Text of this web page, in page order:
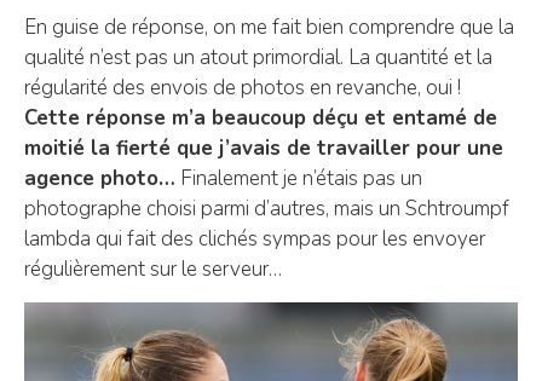
En guise de réponse, on me fait bien comprendre que la
qualité n’est pas un atout primordial. La quantité et la
régularité des envois de photos en revanche, oui !
Cette réponse m’a beaucoup déçu et entamé de
moitié la fierté que j’avais de travailler pour une
agence photo… Finalement je n’étais pas un
photographe choisi parmi d’autres, mais un Schtroumpf
lambda qui fait des clichés sympas pour les envoyer
régulièrement sur le serveur…